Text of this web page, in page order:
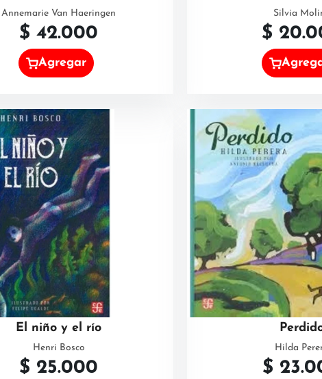
Annemarie Van Haeringen
$ 42.000
Agregar
Silvia
$
El niño y el río
Henri Bosco
$ 25.000
Hilda
$